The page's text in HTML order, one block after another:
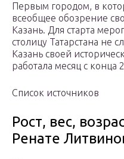
Первым городом, в
всеобщее обозрение
Казань. Для старта
столицу Татарстана не
Казань своей
работала месяц с конца
Список источников
Рост, вес,
Ренате